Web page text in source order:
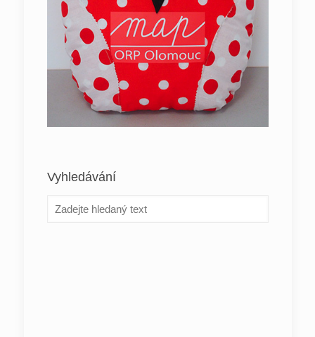
Vyhledávání